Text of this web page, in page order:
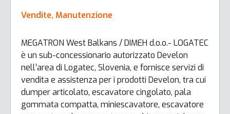
Vendite, Manutenzione
MEGATRON West Balkans / DIMEH d.o.o.- LOGATEC
è un sub-concessionario autorizzato Develon
nell’area di Logatec, Slovenia, e fornisce servizi di
vendita e assistenza per i prodotti Develon, tra cui
dumper articolato, escavatore cingolato, pala
gommata compatta, miniescavatore, escavatore